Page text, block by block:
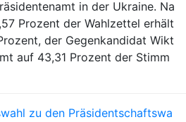
in der Ukraine. Na
Prozent der Wahlzettel erhält
der Gegenkandidat Wikt
auf 43,31 Prozent der Stimm
zu den Präsidentschaftswa